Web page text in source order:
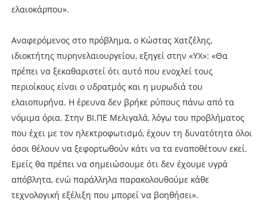
ελαιοκάρπου».
Αναφερόμενος στο πρόβλημα, ο Κώστας Χατζέλης,
ιδιοκτήτης πυρηνελαιουργείου, εξηγεί στην «ΥΧ»: «Θα
πρέπει να ξεκαθαριστεί ότι αυτό που ενοχλεί τους
περιοίκους είναι ο υδρατμός και η μυρωδιά του
ελαιοπυρήνα. Η έρευνα δεν βρήκε ρύπους πάνω από τα
νόμιμα όρια. Στην ΒΙ.ΠΕ Μελιγαλά, λόγω του προβλήματος
που έχει με τον ηλεκτροφωτισμό, έχουν τη δυνατότητα όλοι
όσοι θέλουν να ξεφορτωθούν κάτι να τα εναποθέτουν εκεί.
Εμείς θα πρέπει να σημειώσουμε ότι δεν έχουμε υγρά
απόβλητα, ενώ παράλληλα παρακολουθούμε κάθε
τεχνολογική εξέλιξη που μπορεί να βοηθήσει».